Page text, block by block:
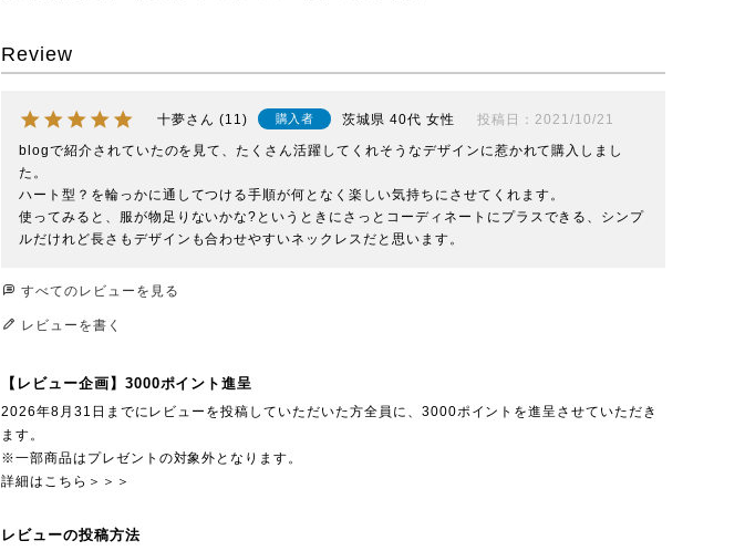
Review
十夢 11 購入者 茨城県 40代 女性 投稿日
2021/10/21
blogで紹介されていたのを見て、たくさん活躍してくれそうなデザインに惹かれて購入しまし
た。
ハート型？を輪っかに通してつける手順が何となく楽しい気持ちにさせてくれます。
使ってみると、服が物足りないかな?というときにさっとコーディネートにプラスできる、シンプ
ルだけれど長さもデザインも合わせやすいネックレスだと思います。
すべてのレビューを見る
レビューを書く
【レビュー企画】3000ポイント進呈
2026年8月31日までにレビューを投稿していただいた方全員に、3000ポイントを進呈させていただき
ます。
※一部商品はプレゼントの対象外となります。
詳細はこちら＞＞＞
レビューの投稿方法